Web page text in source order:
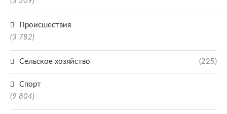
Происшествия
(3 782)
Сельское хозяйство (225)
Спорт
(9 804)